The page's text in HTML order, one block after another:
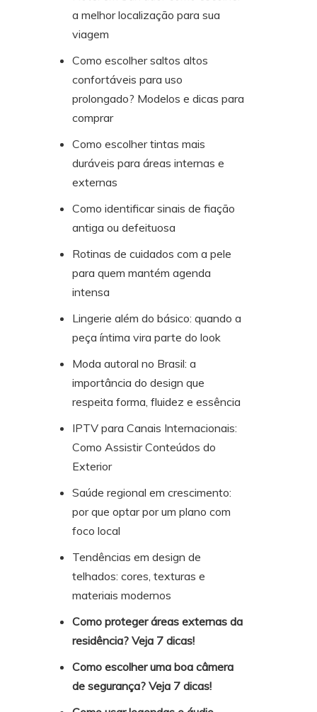
a melhor localização para sua
viagem
Como escolher saltos altos
confortáveis para uso
prolongado? Modelos e dicas para
comprar
Como escolher tintas mais
duráveis para áreas internas e
externas
Como identificar sinais de fiação
antiga ou defeituosa
Rotinas de cuidados com a pele
para quem mantém agenda
intensa
Lingerie além do básico: quando a
peça íntima vira parte do look
Moda autoral no Brasil: a
importância do design que
respeita forma, fluidez e essência
IPTV para Canais Internacionais:
Como Assistir Conteúdos do
Exterior
Saúde regional em crescimento:
por que optar por um plano com
foco local
Tendências em design de
telhados: cores, texturas e
materiais modernos
Como proteger áreas externas da
residência? Veja 7 dicas!
Como escolher uma boa câmera
de segurança? Veja 7 dicas!